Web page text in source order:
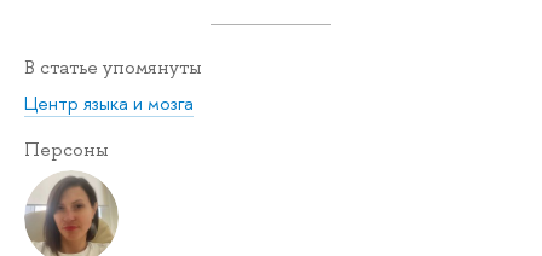
В статье упомянуты
Центр языка и мозга
Персоны